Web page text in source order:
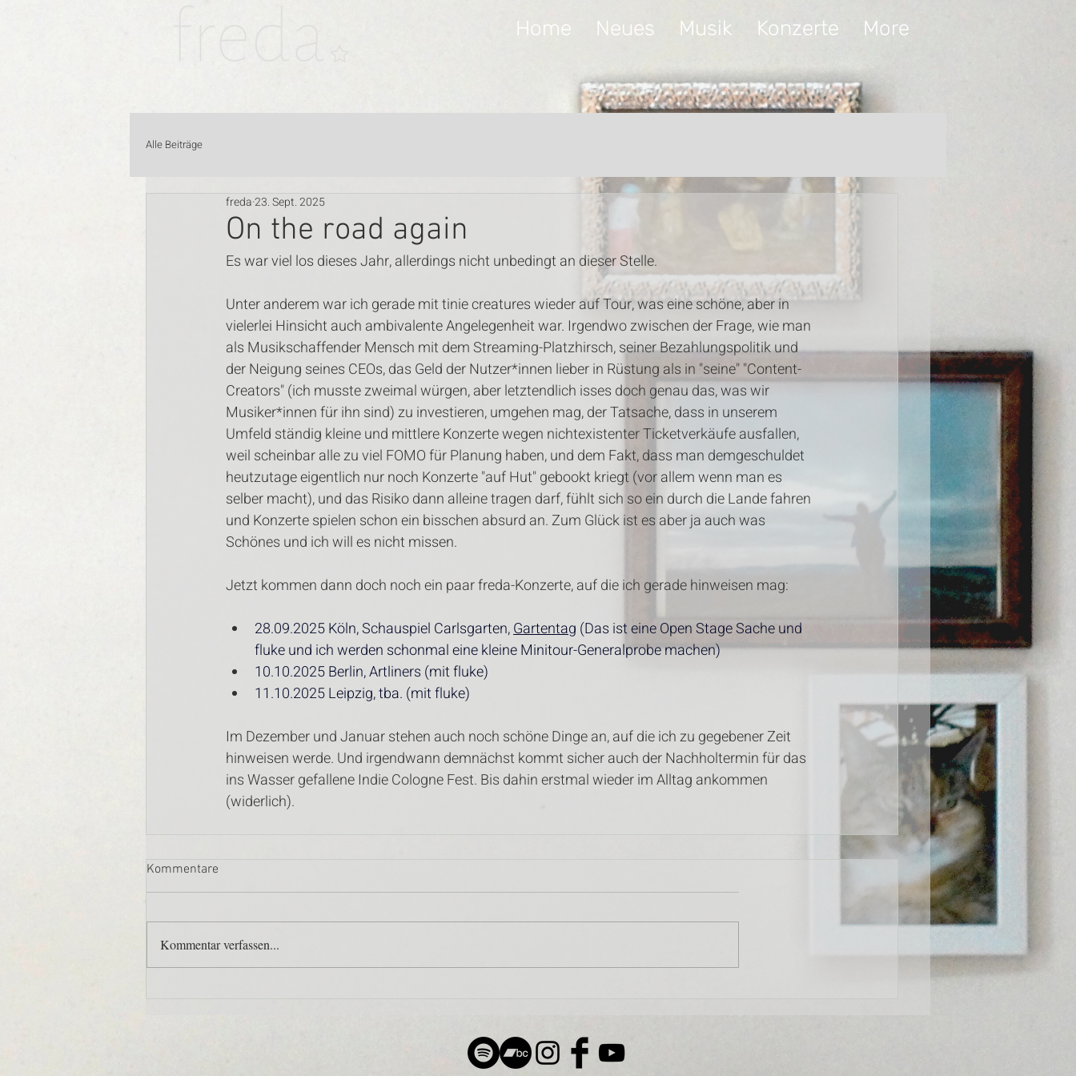
Home Neues Musik Konzerte More
Alle Beiträge
On the road again
freda23. Sept. 2025
Es war viel los dieses Jahr, allerdings nicht unbedingt an dieser Stelle.
Unter anderem war ich gerade mit tinie creatures wieder auf Tour, was eine schöne, aber in
vielerlei Hinsicht auch ambivalente Angelegenheit war. Irgendwo zwischen der Frage, wie man
als Musikschaffender Mensch mit dem Streaming-Platzhirsch, seiner Bezahlungspolitik und
der Neigung seines CEOs, das Geld der Nutzer*innen lieber in Rüstung als in "seine" "Content-
Creators" (ich musste zweimal würgen, aber letztendlich isses doch genau das, was wir
Musiker*innen für ihn sind) zu investieren, umgehen mag, der Tatsache, dass in unserem
Umfeld ständig kleine und mittlere Konzerte wegen nichtexistenter Ticketverkäufe ausfallen,
weil scheinbar alle zu viel FOMO für Planung haben, und dem Fakt, dass man demgeschuldet
heutzutage eigentlich nur noch Konzerte "auf Hut" gebookt kriegt (vor allem wenn man es
selber macht), und das Risiko dann alleine tragen darf, fühlt sich so ein durch die Lande fahren
und Konzerte spielen schon ein bisschen absurd an. Zum Glück ist es aber ja auch was
Schönes und ich will es nicht missen.
Jetzt kommen dann doch noch ein paar freda-Konzerte, auf die ich gerade hinweisen mag:
28.09.2025 Köln, Schauspiel Carlsgarten, Gartentag (Das ist eine Open Stage Sache und
fluke und ich werden schonmal eine kleine Minitour-Generalprobe machen)
10.10.2025 Berlin, Artliners (mit fluke)
11.10.2025 Leipzig, tba. (mit fluke)
Im Dezember und Januar stehen auch noch schöne Dinge an, auf die ich zu gegebener Zeit
hinweisen werde. Und irgendwann demnächst kommt sicher auch der Nachholtermin für das
ins Wasser gefallene Indie Cologne Fest. Bis dahin erstmal wieder im Alltag ankommen
(widerlich).
Kommentare
Kommentar verfassen...